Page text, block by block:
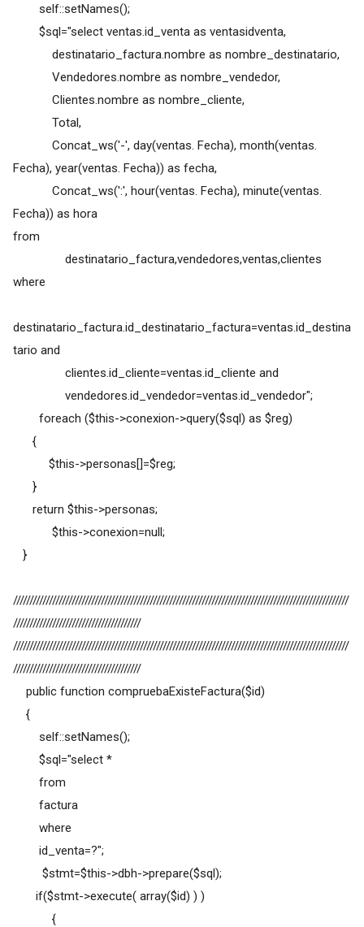
self::setNames();
$sql="select ventas.id_venta as ventasidventa,
destinatario_factura.nombre as nombre_destinatario,
Vendedores.nombre as nombre_vendedor,
Clientes.nombre as nombre_cliente,
Total,
Concat_ws('-', day(ventas. Fecha), month(ventas.
Fecha), year(ventas. Fecha)) as fecha,
Concat_ws(':', hour(ventas. Fecha), minute(ventas.
Fecha)) as hora
from
destinatario_factura,vendedores,ventas,clientes
where
destinatario_factura.id_destinatario_factura=ventas.id_destina
tario and
clientes.id_cliente=ventas.id_cliente and
vendedores.id_vendedor=ventas.id_vendedor";
foreach ($this->conexion->query($sql) as $reg)
{
$this->personas[]=$reg;
}
return $this->personas;
$this->conexion=null;
}
///////////////////////////////////////////////////////////////////////////////////////////////////////
///////////////////////////////////////
///////////////////////////////////////////////////////////////////////////////////////////////////////
///////////////////////////////////////
public function compruebaExisteFactura($id)
{
self::setNames();
$sql="select *
from
factura
where
id_venta=?";
$stmt=$this->dbh->prepare($sql);
if($stmt->execute( array($id) ) )
{